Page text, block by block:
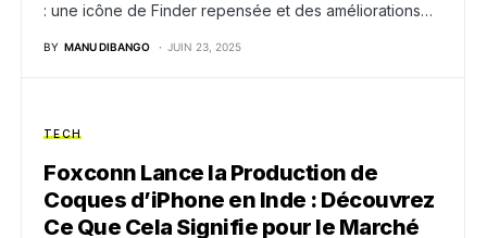
: une icône de Finder repensée et des améliorations…
BY MANU DIBANGO JUIN 23, 2025
TECH
Foxconn Lance la Production de
Coques d’iPhone en Inde : Découvrez
Ce Que Cela Signifie pour le Marché